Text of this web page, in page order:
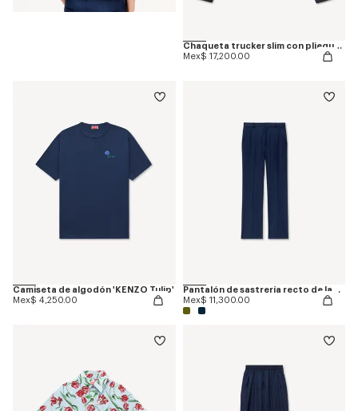
Chaqueta trucker slim con pliegues de denim japonés 'KENZO Tulip'
Mex$ 17,200.00
Camiseta de algodón 'KENZO Tulip'
Mex$ 4,250.00
Pantalón de sastrería recto de lana virgen
Mex$ 11,300.00